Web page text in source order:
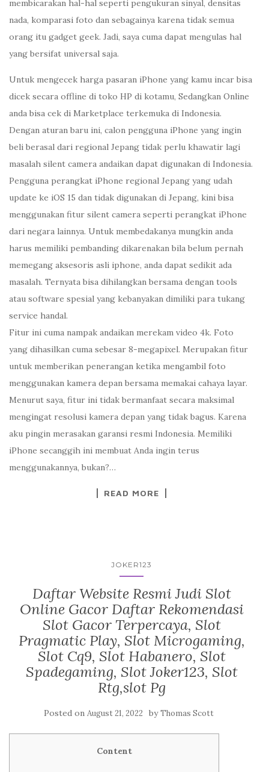
membicarakan hal-hal seperti pengukuran sinyal, densitas
nada, komparasi foto dan sebagainya karena tidak semua
orang itu gadget geek. Jadi, saya cuma dapat mengulas hal
yang bersifat universal saja.
Untuk mengecek harga pasaran iPhone yang kamu incar bisa
dicek secara offline di toko HP di kotamu, Sedangkan Online
anda bisa cek di Marketplace terkemuka di Indonesia.
Dengan aturan baru ini, calon pengguna iPhone yang ingin
beli berasal dari regional Jepang tidak perlu khawatir lagi
masalah silent camera andaikan dapat digunakan di Indonesia.
Pengguna perangkat iPhone regional Jepang yang udah
update ke iOS 15 dan tidak digunakan di Jepang, kini bisa
menggunakan fitur silent camera seperti perangkat iPhone
dari negara lainnya. Untuk membedakanya mungkin anda
harus memiliki pembanding dikarenakan bila belum pernah
memegang aksesoris asli iphone, anda dapat sedikit ada
masalah. Ternyata bisa dihilangkan bersama dengan tools
atau software spesial yang kebanyakan dimiliki para tukang
service handal.
Fitur ini cuma nampak andaikan merekam video 4k. Foto
yang dihasilkan cuma sebesar 8-megapixel. Merupakan fitur
untuk memberikan penerangan ketika mengambil foto
menggunakan kamera depan bersama memakai cahaya layar.
Menurut saya, fitur ini tidak bermanfaat secara maksimal
mengingat resolusi kamera depan yang tidak bagus. Karena
aku pingin merasakan garansi resmi Indonesia. Memiliki
iPhone secanggih ini membuat Anda ingin terus
menggunakannya, bukan?…
READ MORE
JOKER123
Daftar Website Resmi Judi Slot
Online Gacor Daftar Rekomendasi
Slot Gacor Terpercaya, Slot
Pragmatic Play, Slot Microgaming,
Slot Cq9, Slot Habanero, Slot
Spadegaming, Slot Joker123, Slot
Rtg,slot Pg
Posted on August 21, 2022 byThomas Scott
Content